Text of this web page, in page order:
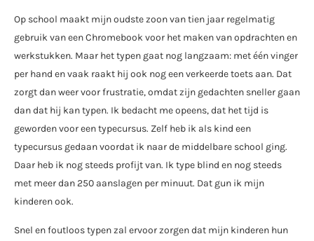
Op school maakt mijn oudste zoon van tien jaar regelmatig
gebruik van een Chromebook voor het maken van opdrachten en
werkstukken. Maar het typen gaat nog langzaam: met één vinger
per hand en vaak raakt hij ook nog een verkeerde toets aan. Dat
zorgt dan weer voor frustratie, omdat zijn gedachten sneller gaan
dan dat hij kan typen. Ik bedacht me opeens, dat het tijd is
geworden voor een typecursus. Zelf heb ik als kind een
typecursus gedaan voordat ik naar de middelbare school ging.
Daar heb ik nog steeds profijt van. Ik type blind en nog steeds
met meer dan 250 aanslagen per minuut. Dat gun ik mijn
kinderen ook.
Snel en foutloos typen zal ervoor zorgen dat mijn kinderen hun